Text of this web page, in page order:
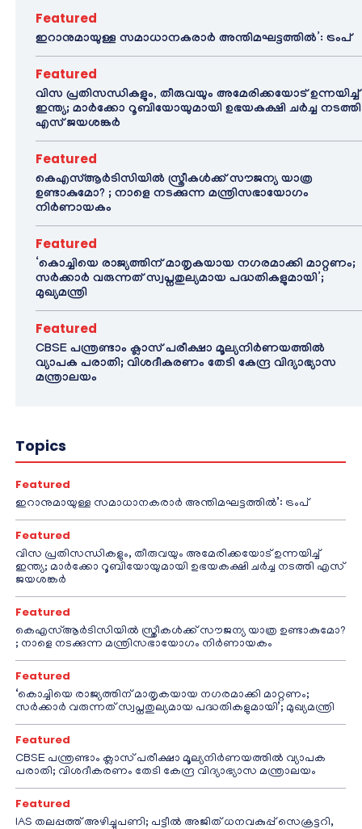
Featured
ഇറാനുമായുള്ള സമാധാനകരാർ അന്തിമഘട്ടത്തിൽ‌’: ട്രംപ്
Featured
വിസ പ്രതിസന്ധികളും, തീരുവയും അമേരിക്കയോട് ഉന്നയിച്ച്
ഇന്ത്യ; മാർക്കോ റൂബിയോയുമായി ഉഭയകക്ഷി ചർച്ച നടത്തി
എസ് ജയശങ്കർ
Featured
കെഎസ്ആർടിസിയിൽ സ്ത്രീകൾക്ക് സൗജന്യ യാത്ര
ഉണ്ടാകുമോ? ; നാളെ നടക്കുന്ന മന്ത്രിസഭായോഗം
നിർണായകം
Featured
‘കൊച്ചിയെ രാജ്യത്തിന് മാതൃകയായ നഗരമാക്കി മാറ്റണം;
സർക്കാർ വരുന്നത് സ്വപ്നതുല്യമായ പദ്ധതികളുമായി’;
മുഖ്യമന്ത്രി
Featured
CBSE പന്ത്രണ്ടാം ക്ലാസ് പരീക്ഷാ മൂല്യനിർണയത്തിൽ
വ്യാപക പരാതി; വിശദീകരണം തേടി കേന്ദ്ര വിദ്യാഭ്യാസ
മന്ത്രാലയം
Topics
Featured
ഇറാനുമായുള്ള സമാധാനകരാർ അന്തിമഘട്ടത്തിൽ‌’: ട്രംപ്
Featured
വിസ പ്രതിസന്ധികളും, തീരുവയും അമേരിക്കയോട് ഉന്നയിച്ച്
ഇന്ത്യ; മാർക്കോ റൂബിയോയുമായി ഉഭയകക്ഷി ചർച്ച നടത്തി എസ്
ജയശങ്കർ
Featured
കെഎസ്ആർടിസിയിൽ സ്ത്രീകൾക്ക് സൗജന്യ യാത്ര ഉണ്ടാകുമോ?
; നാളെ നടക്കുന്ന മന്ത്രിസഭായോഗം നിർണായകം
Featured
‘കൊച്ചിയെ രാജ്യത്തിന് മാതൃകയായ നഗരമാക്കി മാറ്റണം;
സർക്കാർ വരുന്നത് സ്വപ്നതുല്യമായ പദ്ധതികളുമായി’; മുഖ്യമന്ത്രി
Featured
CBSE പന്ത്രണ്ടാം ക്ലാസ് പരീക്ഷാ മൂല്യനിർണയത്തിൽ വ്യാപക
പരാതി; വിശദീകരണം തേടി കേന്ദ്ര വിദ്യാഭ്യാസ മന്ത്രാലയം
Featured
IAS തലപ്പത്ത് അഴിച്ചുപണി; പട്ടീല്‍ അജിത് ധനവകുപ്പ് സെക്രട്ടറി,